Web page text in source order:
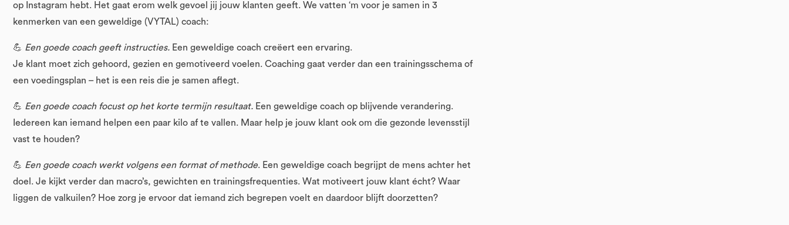
op Instagram hebt. Het gaat erom welk gevoel jij jouw klanten geeft. We vatten ‘m voor je samen in 3
kenmerken van een geweldige (VYTAL) coach:
💪 Een goede coach geeft instructies. Een geweldige coach creëert een ervaring.
Je klant moet zich gehoord, gezien en gemotiveerd voelen. Coaching gaat verder dan een trainingsschema of
een voedingsplan – het is een reis die je samen aflegt.
💪 Een goede coach focust op het korte termijn resultaat. Een geweldige coach op blijvende verandering.
Iedereen kan iemand helpen een paar kilo af te vallen. Maar help je jouw klant ook om die gezonde levensstijl
vast te houden?
💪 Een goede coach werkt volgens een format of methode. Een geweldige coach begrijpt de mens achter het
doel. Je kijkt verder dan macro’s, gewichten en trainingsfrequenties. Wat motiveert jouw klant écht? Waar
liggen de valkuilen? Hoe zorg je ervoor dat iemand zich begrepen voelt en daardoor blijft doorzetten?